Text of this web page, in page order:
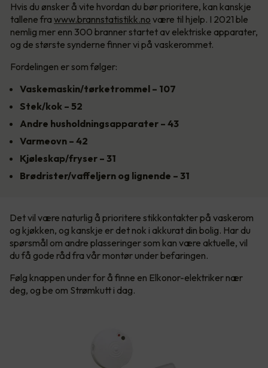
Hvis du ønsker å vite hvordan du bør prioritere, kan kanskje
tallene fra www.brannstatistikk.no være til hjelp. I 2021 ble
nemlig mer enn 300 branner startet av elektriske apparater,
og de største synderne finner vi på vaskerommet.
Fordelingen er som følger:
Vaskemaskin/tørketrommel – 107
Stek/kok – 52
Andre husholdningsapparater – 43
Varmeovn – 42
Kjøleskap/fryser – 31
Brødrister/vaffeljern og lignende – 31
Det vil være naturlig å prioritere stikkontakter på vaskerom
og kjøkken, og kanskje er det nok i akkurat din bolig. Har du
spørsmål om andre plasseringer som kan være aktuelle, vil
du få gode råd fra vår montør under befaringen.
Følg knappen under for å finne en Elkonor-elektriker nær
deg, og be om Strømkutt i dag.